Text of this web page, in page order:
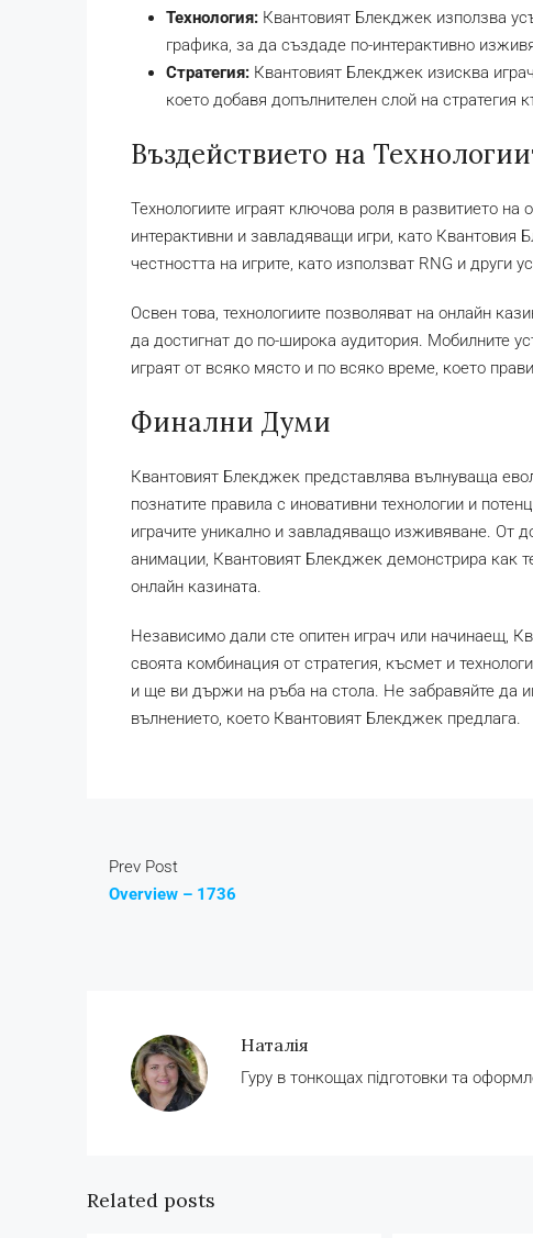
Технология: Квантовият Блекджек използва
графика, за да създаде по-интерактивно
Стратегия: Квантовият Блекджек изисква
което добавя допълнителен слой на стратегия
Въздействието на
Технологиите играят ключова роля в развитието
интерактивни и завладяващи игри, като Квантовия
честността на игрите, като използват RNG и други
Освен това, технологиите позволяват на онлайн
да достигнат до по-широка аудитория. Мобилните
играят от всяко място и по всяко време, което
Финални Думи
Квантовият Блекджек представлява вълнуваща
познатите правила с иновативни технологии и
играчите уникално и завладяващо изживяване. От
анимации, Квантовият Блекджек демонстрира как
онлайн казината.
Независимо дали сте опитен играч или начинаещ,
своята комбинация от стратегия, късмет и
и ще ви държи на ръба на стола. Не забравяйте да
вълнението, което Квантовият Блекджек предлага.
Prev Post
Overview – 1736
Наталія
Гуру в тонкощах підготовки та
Related posts